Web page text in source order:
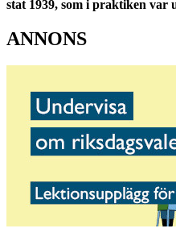
stat 1939, som i praktiken var
ANNONS